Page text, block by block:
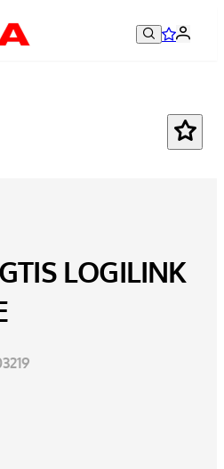
LOGILINK